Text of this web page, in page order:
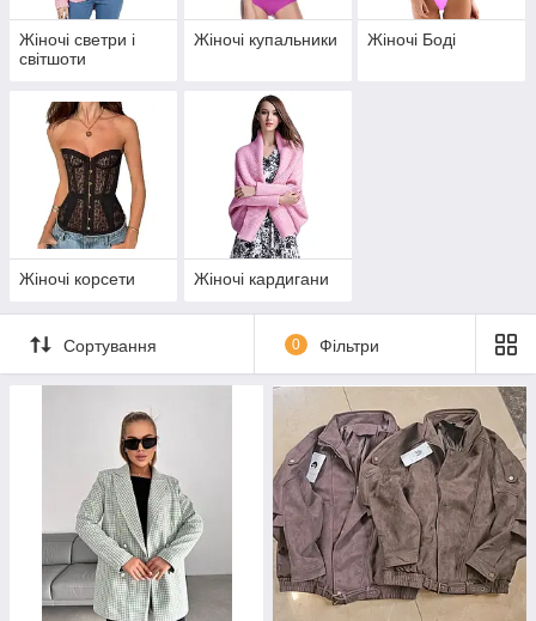
Жіночі светри і
світшоти
Жіночі купальники Жіночі Боді
Жіночі корсети Жіночі кардигани
Сортування 0 Фільтри